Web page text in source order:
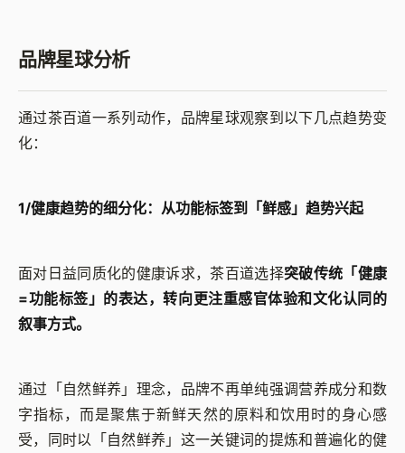
品牌星球分析
通过茶百道一系列动作，品牌星球观察到以下几点趋势变
化：
1/健康趋势的细分化：从功能标签到「鲜感」趋势兴起
面对日益同质化的健康诉求，茶百道选择突破传统「健康
=功能标签」的表达，转向更注重感官体验和文化认同的
叙事方式。
通过「自然鲜养」理念，品牌不再单纯强调营养成分和数
字指标，而是聚焦于新鲜天然的原料和饮用时的身心感
受，同时以「自然鲜养」这一关键词的提炼和普遍化的健